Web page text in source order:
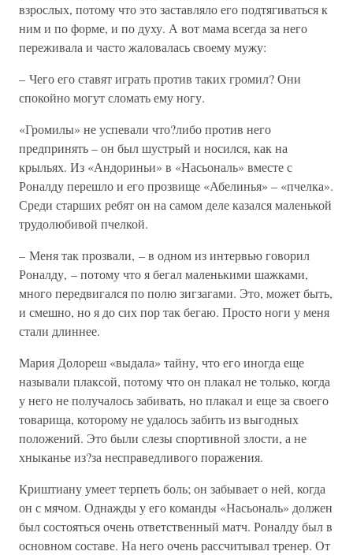
взрослых, потому что это заставляло его подтягиваться к
ним и по форме, и по духу. А вот мама всегда за него
переживала и часто жаловалась своему мужу:
– Чего его ставят играть против таких громил? Они
спокойно могут сломать ему ногу.
«Громилы» не успевали что?либо против него
предпринять – он был шустрый и носился, как на
крыльях. Из «Андориньи» в «Насьональ» вместе с
Роналду перешло и его прозвище «Абелинья» – «пчелка».
Среди старших ребят он на самом деле казался маленькой
трудолюбивой пчелкой.
– Меня так прозвали, – в одном из интервью говорил
Роналду, – потому что я бегал маленькими шажками,
много передвигался по полю зигзагами. Это, может быть,
и смешно, но я до сих пор так бегаю. Просто ноги у меня
стали длиннее.
Мария Долореш «выдала» тайну, что его иногда еще
называли плаксой, потому что он плакал не только, когда
у него не получалось забивать, но плакал и еще за своего
товарища, которому не удалось забить из выгодных
положений. Это были слезы спортивной злости, а не
хныканье из?за несправедливого поражения.
Криштиану умеет терпеть боль; он забывает о ней, когда
он с мячом. Однажды у его команды «Насьональ» должен
был состояться очень ответственный матч. Роналду был в
основном составе. На него очень рассчитывал тренер. От